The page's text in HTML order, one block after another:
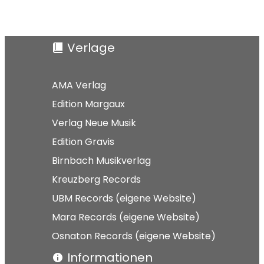
Verlage
AMA Verlag
Edition Margaux
Verlag Neue Musik
Edition Gravis
Birnbach Musikverlag
Kreuzberg Records
UBM Records (eigene Website)
Mara Records (eigene Website)
Osnaton Records (eigene Website)
Informationen